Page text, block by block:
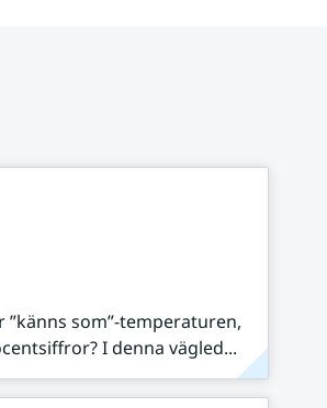
som”-temperaturen,
I denna vägled...